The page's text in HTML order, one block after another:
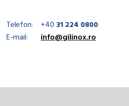
Telefon: +4031 224 0800
E-mail:
info@gilinox.ro